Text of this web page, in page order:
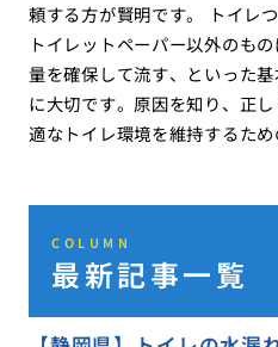
頼する方が賢明です。 トイレ
トイレットペーパー以外のも
量を確保して流す、といった
に大切です。原因を知り、正
適なトイレ環境を維持するため
COLUMN
最新記事一覧